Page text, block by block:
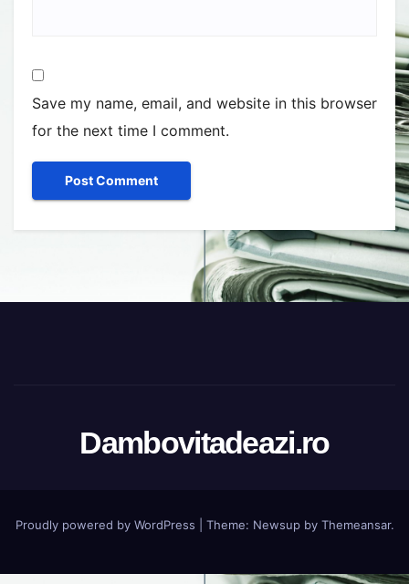
Save my name, email, and website in this browser
for the next time I comment.
Dambovitadeazi.ro
Proudly powered by WordPress Theme: Newsupby Themeansar.